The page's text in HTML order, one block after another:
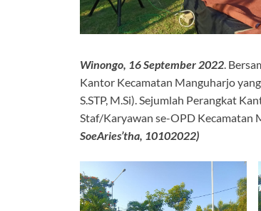
Winongo, 16 September 2022.
Kantor Kecamatan Manguharjo
S.STP, M.Si). Sejumlah Perangkat
Staf/Karyawan se-OPD Kecamatan
SoeAries’tha, 10102022)